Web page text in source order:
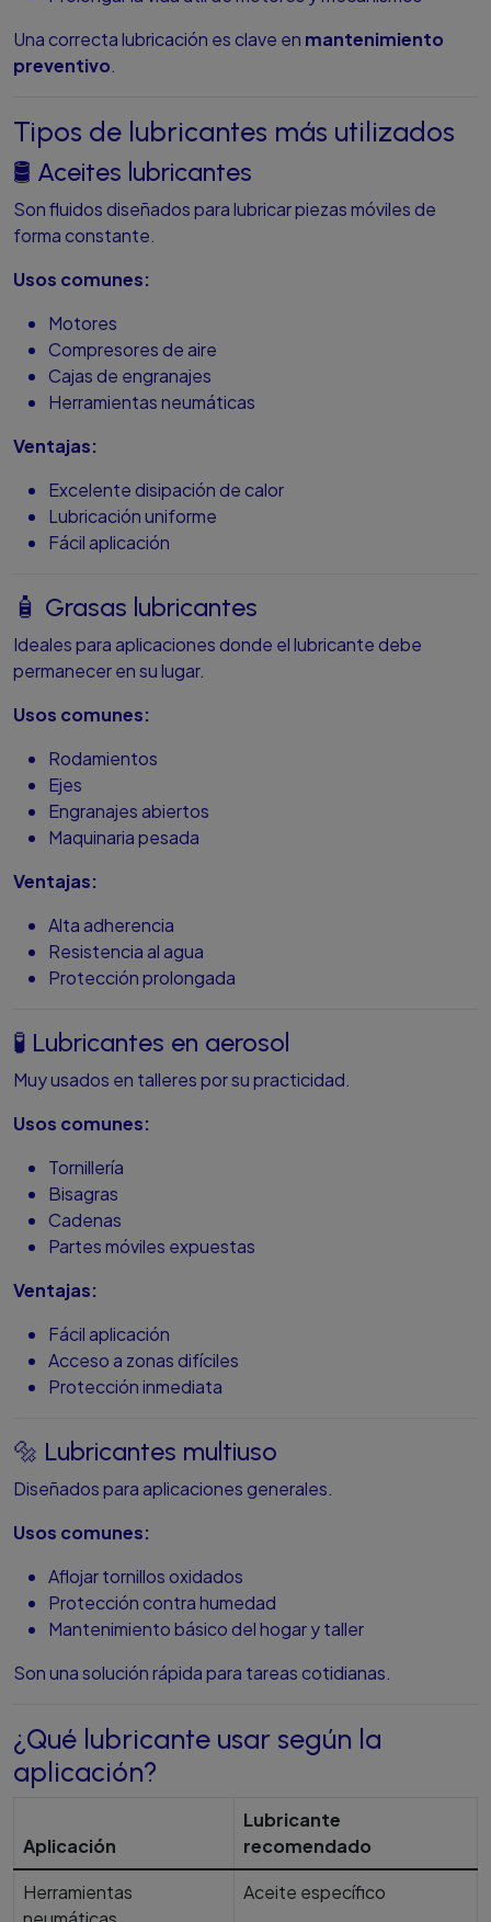
Una correcta lubricación es clave en mantenimiento
preventivo.
Tipos de lubricantes más utilizados
🛢️ Aceites lubricantes
Son fluidos diseñados para lubricar piezas móviles de
forma constante.
Usos comunes:
Motores
Compresores de aire
Cajas de engranajes
Herramientas neumáticas
Ventajas:
Excelente disipación de calor
Lubricación uniforme
Fácil aplicación
🧴 Grasas lubricantes
Ideales para aplicaciones donde el lubricante debe
permanecer en su lugar.
Usos comunes:
Rodamientos
Ejes
Engranajes abiertos
Maquinaria pesada
Ventajas:
Alta adherencia
Resistencia al agua
Protección prolongada
🧪 Lubricantes en aerosol
Muy usados en talleres por su practicidad.
Usos comunes:
Tornillería
Bisagras
Cadenas
Partes móviles expuestas
Ventajas:
Fácil aplicación
Acceso a zonas difíciles
Protección inmediata
🔩 Lubricantes multiuso
Diseñados para aplicaciones generales.
Usos comunes:
Aflojar tornillos oxidados
Protección contra humedad
Mantenimiento básico del hogar y taller
Son una solución rápida para tareas cotidianas.
¿Qué lubricante usar según la
aplicación?
Aplicación
Lubricante
recomendado
Herramientas
Aceite específico